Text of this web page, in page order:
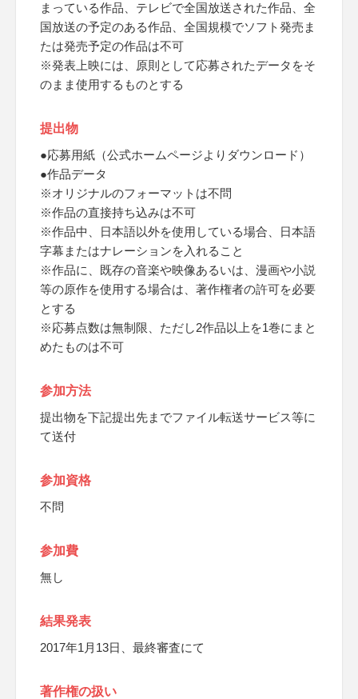
まっている作品、テレビで全国放送された作品、全
国放送の予定のある作品、全国規模でソフト発売ま
たは発売予定の作品は不可
※発表上映には、原則として応募されたデータをそ
のまま使用するものとする
提出物
●応募用紙（公式ホームページよりダウンロード）
●作品データ
※オリジナルのフォーマットは不問
※作品の直接持ち込みは不可
※作品中、日本語以外を使用している場合、日本語
字幕またはナレーションを入れること
※作品に、既存の音楽や映像あるいは、漫画や小説
等の原作を使用する場合は、著作権者の許可を必要
とする
※応募点数は無制限、ただし2作品以上を1巻にまと
めたものは不可
参加方法
提出物を下記提出先までファイル転送サービス等に
て送付
参加資格
不問
参加費
無し
結果発表
2017年1月13日、最終審査にて
著作権の扱い